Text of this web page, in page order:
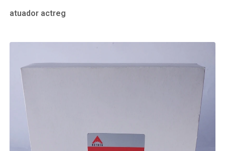
atuador actreg